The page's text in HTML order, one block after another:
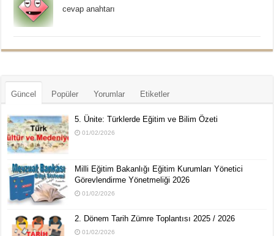
cevap anahtarı
Güncel Popüler Yorumlar Etiketler
5. Ünite: Türklerde Eğitim ve Bilim Özeti
01/02/2026
Milli Eğitim Bakanlığı Eğitim Kurumları Yönetici
Görevlendirme Yönetmeliği 2026
01/02/2026
2. Dönem Tarih Zümre Toplantısı 2025 / 2026
01/02/2026